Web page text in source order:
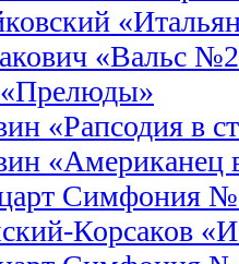
«Вальс
«Рапсодия в
«Американец
Симфония
Корсаков